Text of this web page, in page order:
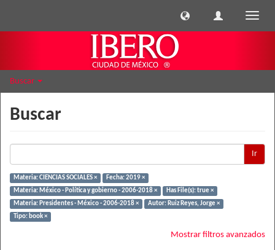
Buscar
Buscar
Ir
Materia: CIENCIAS SOCIALES ×
Fecha: 2019 ×
Materia: México - Política y gobierno - 2006-2018 ×
Has File(s): true ×
Materia: Presidentes - México - 2006-2018 ×
Autor: Ruiz Reyes, Jorge ×
Tipo: book ×
Mostrar filtros avanzados